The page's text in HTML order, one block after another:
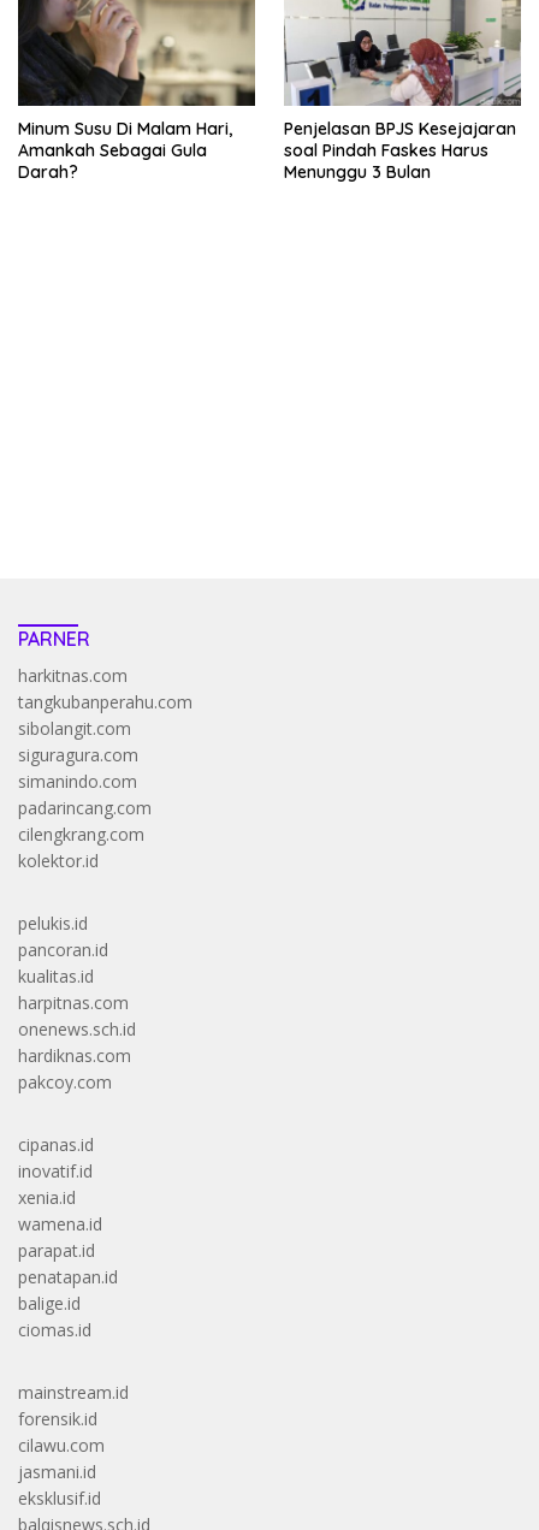
Minum Susu Di Malam Hari,
Amankah Sebagai Gula
Darah?
Penjelasan BPJS Kesejajaran
soal Pindah Faskes Harus
Menunggu 3 Bulan
PARNER
harkitnas.com
tangkubanperahu.com
sibolangit.com
siguragura.com
simanindo.com
padarincang.com
cilengkrang.com
kolektor.id
pelukis.id
pancoran.id
kualitas.id
harpitnas.com
onenews.sch.id
hardiknas.com
pakcoy.com
cipanas.id
inovatif.id
xenia.id
wamena.id
parapat.id
penatapan.id
balige.id
ciomas.id
mainstream.id
forensik.id
cilawu.com
jasmani.id
eksklusif.id
balqisnews.sch.id